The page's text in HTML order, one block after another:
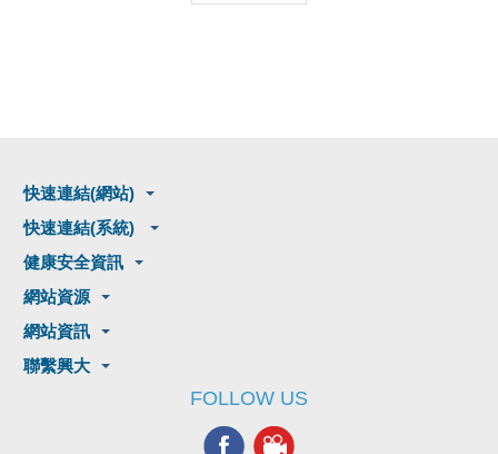
快速連結(網站)
快速連結(系統)
健康安全資訊
網站資源
網站資訊
聯繫興大
FOLLOW US